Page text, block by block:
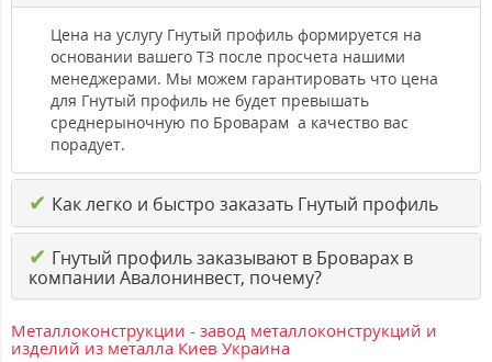
Цена на услугу Гнутый профиль формируется на
основании вашего ТЗ после просчета нашими
менеджерами. Мы можем гарантировать что цена
для Гнутый профиль не будет превышать
среднерыночную по Броварам а качество вас
порадует.
✔ Как легко и быстро заказать Гнутый профиль
✔ Гнутый профиль заказывают в Броварах в
компании Авалонинвест, почему?
Металлоконструкции - завод металлоконструкций и
изделий из металла Киев Украина